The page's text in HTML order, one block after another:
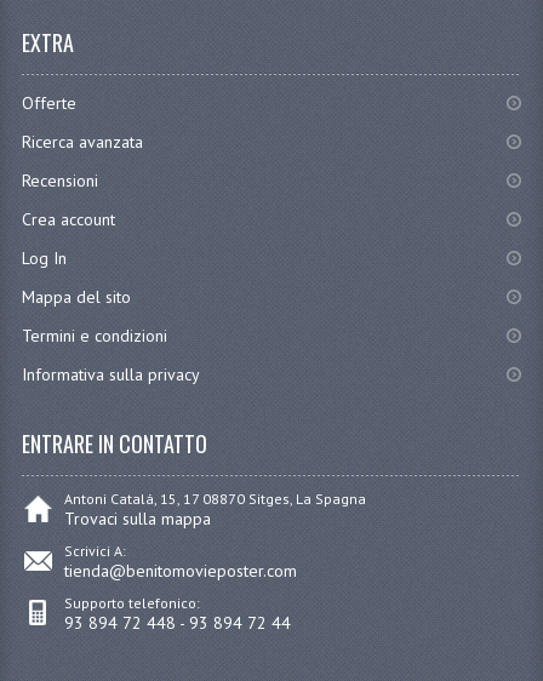
EXTRA
Offerte
Ricerca avanzata
Recensioni
Crea account
Log In
Mappa del sito
Termini e condizioni
Informativa sulla privacy
ENTRARE IN CONTATTO
Antoni Catalá, 15, 17 08870 Sitges, La Spagna
Trovaci sulla mappa
Scrivici A:
tienda@benitomovieposter.com
Supporto telefonico:
93 894 72 448 - 93 894 72 44